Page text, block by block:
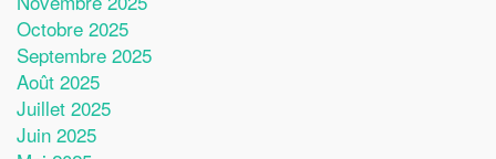
Octobre 2025
Septembre 2025
Août 2025
Juillet 2025
Juin 2025